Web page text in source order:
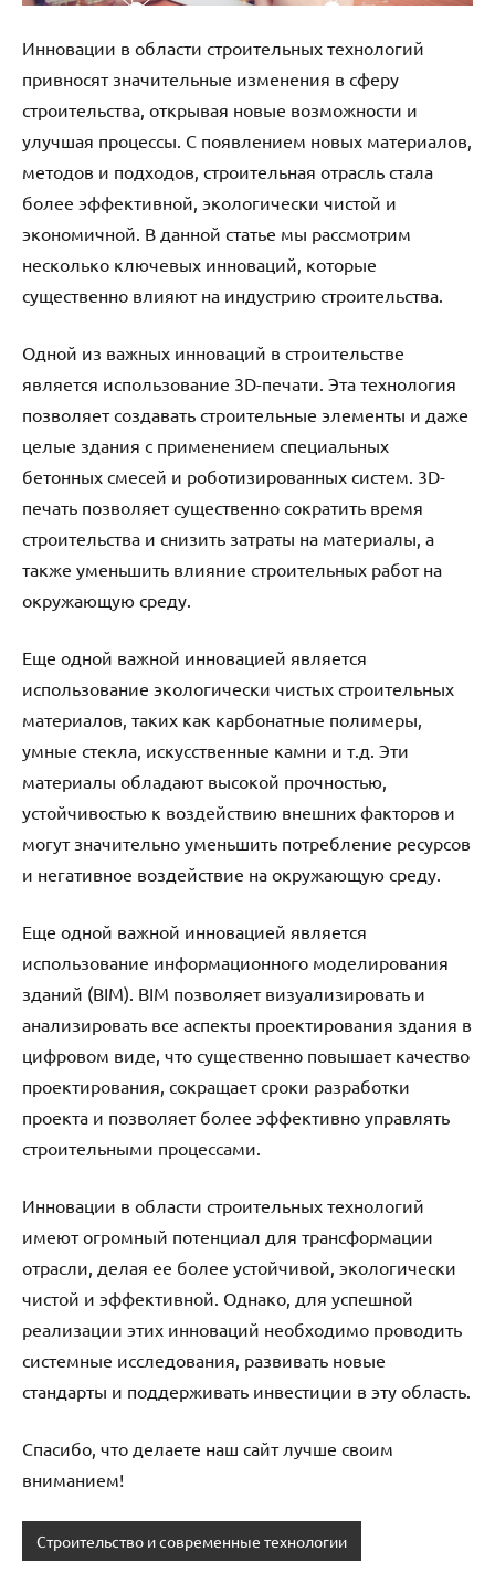
Инновации в области строительных технологий
привносят значительные изменения в сферу
строительства, открывая новые возможности и
улучшая процессы. С появлением новых материалов,
методов и подходов, строительная отрасль стала
более эффективной, экологически чистой и
экономичной. В данной статье мы рассмотрим
несколько ключевых инноваций, которые
существенно влияют на индустрию строительства.
Одной из важных инноваций в строительстве
является использование 3D-печати. Эта технология
позволяет создавать строительные элементы и даже
целые здания с применением специальных
бетонных смесей и роботизированных систем. 3D-
печать позволяет существенно сократить время
строительства и снизить затраты на материалы, а
также уменьшить влияние строительных работ на
окружающую среду.
Еще одной важной инновацией является
использование экологически чистых строительных
материалов, таких как карбонатные полимеры,
умные стекла, искусственные камни и т.д. Эти
материалы обладают высокой прочностью,
устойчивостью к воздействию внешних факторов и
могут значительно уменьшить потребление ресурсов
и негативное воздействие на окружающую среду.
Еще одной важной инновацией является
использование информационного моделирования
зданий (BIM). BIM позволяет визуализировать и
анализировать все аспекты проектирования здания в
цифровом виде, что существенно повышает качество
проектирования, сокращает сроки разработки
проекта и позволяет более эффективно управлять
строительными процессами.
Инновации в области строительных технологий
имеют огромный потенциал для трансформации
отрасли, делая ее более устойчивой, экологически
чистой и эффективной. Однако, для успешной
реализации этих инноваций необходимо проводить
системные исследования, развивать новые
стандарты и поддерживать инвестиции в эту область.
Спасибо, что делаете наш сайт лучше своим
вниманием!
Строительство и современные технологии